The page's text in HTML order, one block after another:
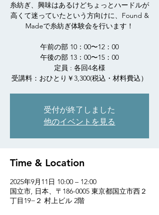
糸紡ぎ、興味はあるけどちょっとハードルが
高くて迷っていたという方向けに、Found &
Madeで糸紡ぎ体験会を行います！
午前の部 10：00〜12：00
午後の部 13：00〜15：00
定員 : 各回4名様
受講料：おひとり￥3,300(税込・材料費込）
受付が終了しました
他のイベントを見る
Time & Location
2025年9月11日 10:00 – 12:00
国立市, 日本、〒186-0005 東京都国立市西２
丁目19−２ 村上ビル 2階